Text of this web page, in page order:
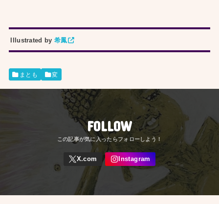
Illustrated by 希鳳
まとも 変
FOLLOW